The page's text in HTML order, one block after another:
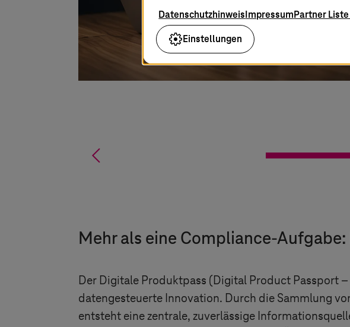
%
Mehr als eine Compliance-
Der Digitale Produktpass (Digital Product Passport
datengesteuerte Innovation. Durch die Sammlung
entsteht eine zentrale, zuverlässige
DatenschutzhinweisImpressumPartner
Einstellungen